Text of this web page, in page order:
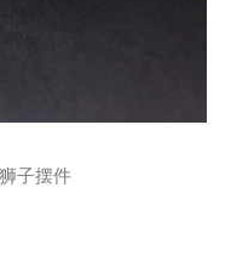
子摆件